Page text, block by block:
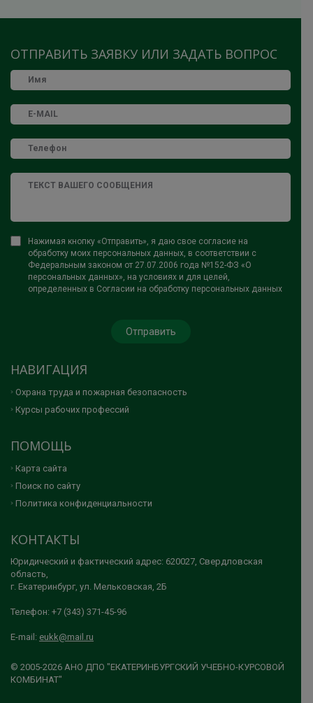
ОТПРАВИТЬ ЗАЯВКУ ИЛИ ЗАДАТЬ ВОПРОС
Нажимая кнопку «Отправить», я даю свое согласие на
обработку моих персональных данных, в соответствии с
Федеральным законом от 27.07.2006 года №152-ФЗ «О
персональных данных», на условиях и для целей,
определенных в Согласии на обработку персональных данных
НАВИГАЦИЯ
Охрана труда и пожарная безопасность
Курсы рабочих профессий
ПОМОЩЬ
Карта сайта
Поиск по сайту
Политика конфиденциальности
КОНТАКТЫ
Юридический и фактический адрес: 620027, Свердловская
область,
г. Екатеринбург, ул. Мельковская, 2Б
Телефон: +7 (343) 371-45-96
E-mail: eukk@mail.ru
© 2005-2026 АНО ДПО "ЕКАТЕРИНБУРГСКИЙ УЧЕБНО-КУРСОВОЙ
КОМБИНАТ"